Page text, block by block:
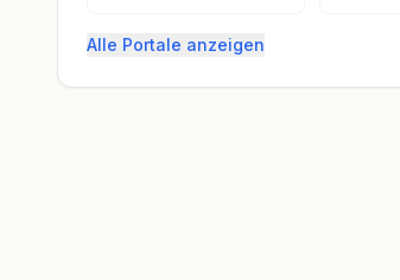
Alle Portale anzeigen